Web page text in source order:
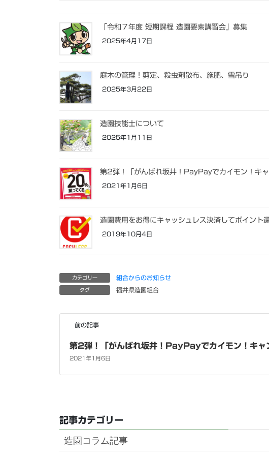
「令和７年度 短期課程 造園要素講習会」募集
2025年4月17日
庭木の管理！剪定、殺虫剤散布、施肥、雪吊り
2025年3月22日
造園技能士について
2025年1月11日
第2弾！「がんばれ坂井！PayPayでカイモン！キャ
2021年1月6日
造園費用をお得にキャッシュレス決済してポイント
2019年10月4日
カテゴリー 組合からのお知らせ
タグ 福井県造園組合
前の記事
第2弾！「がんばれ坂井！PayPayでカイモン！キャ
2021年1月6日
記事カテゴリー
造園コラム記事